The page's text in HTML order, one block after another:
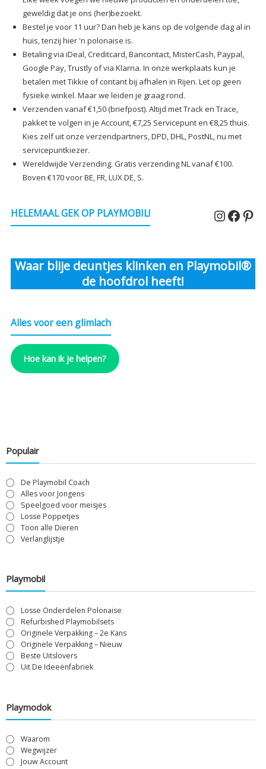
geweldig dat je ons (her)bezoekt.
Bestel je voor 11 uur? Dan heb je kans op de volgende dag al in
huis, tenzij hier 'n polonaise is.
Betaling via iDeal, Creditcard, Bancontact, MisterCash, Paypal,
Google Pay, Trustly of via Klarna. In onze werkplaats kun je
betalen met Tikkie of contant bij afhalen in Rijen. Let op geen
fysieke winkel. Maar we leiden je graag rond.
Verzenden vanaf €1,50 (briefpost). Altijd met Track en Trace,
pakket te volgen in je Account, €7,25 Servicepunt en €8,25 thuis.
Kies zelf uit onze verzendpartners, DPD, DHL, PostNL, nu met
servicepuntkiezer.
Wereldwijde Verzending. Gratis verzending NL vanaf €100.
Boven €170 voor BE, FR, LUX DE, S.
HELEMAAL GEK OP PLAYMOBIL!
Waar blije deuntjes klinken en Playmobil®
de hoofdrol heeft!
Alles voor een glimlach
Hoe kan ik je helpen?
Populair
De Playmobil Coach
Alles voor Jongens
Speelgoed voor meisjes
Losse Poppetjes
Toon alle Dieren
Verlanglijstje
Playmobil
Losse Onderdelen Polonaise
Refurbished Playmobilsets
Originele Verpakking – 2e Kans
Originele Verpakking – Nieuw
Beste Uitslovers
Uit De Ideeënfabriek
Playmodok
Waarom
Wegwijzer
Jouw Account